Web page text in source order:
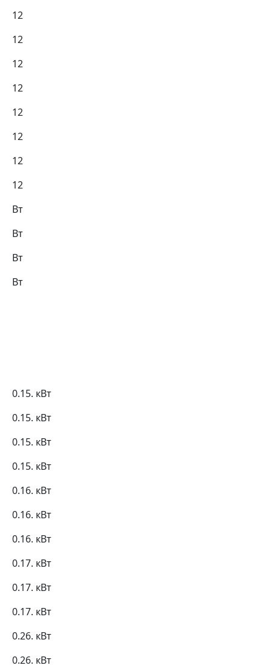
12
12
12
12
12
12
12
12
Вт
Вт
Вт
Вт
0.15. кВт
0.15. кВт
0.15. кВт
0.15. кВт
0.16. кВт
0.16. кВт
0.16. кВт
0.17. кВт
0.17. кВт
0.17. кВт
0.26. кВт
0.26. кВт